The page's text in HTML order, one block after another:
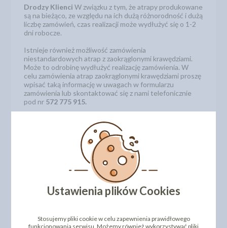
Drodzy Klienci W związku z tym, że atrapy produkowane
są na bieżąco, ze względu na ich dużą różnorodność i dużą
liczbę zamówień, czas realizacji może wydłużyć się o 1-2
dni robocze.
Istnieje również możliwość zamówienia
niestandardowych atrap z zaokrąglonymi krawędziami.
Może to odrobinę wydłużyć realizację zamówienia. W
celu zamówienia atrap zaokrąglonymi krawędziami proszę
wpisać taką informację w uwagach w formularzu
zamówienia lub skontaktować się z nami telefonicznie
pod nr 572 775 915.
Kod produktu: 513144
Niestandardowe rozmiary atrap
Oferujemy również inne rozmiary atrap.
zamówić niestandardowe rozmiary atrap.
Ustawienia plików Cookies
Stosujemy pliki cookie w celu zapewnienia prawidłowego
funkcjonowania serwisu. Możemy również wykorzystywać pliki